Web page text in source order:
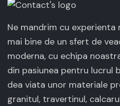
Ne mandrim cu
mai bine de un sfert de
moderna, cu echipa
din pasiunea pentru lucrul
dea viata unor materiale
granitul, travertinul,